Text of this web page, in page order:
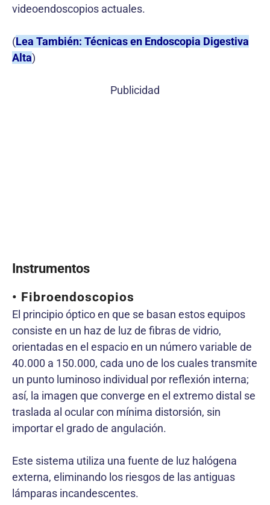
videoendoscopios actuales.
(Lea También: Técnicas en Endoscopia Digestiva
Alta)
Publicidad
Instrumentos
• Fibroendoscopios
El principio óptico en que se basan estos equipos
consiste en un haz de luz de fibras de vidrio,
orientadas en el espacio en un número variable de
40.000 a 150.000, cada uno de los cuales transmite
un punto luminoso individual por reflexión interna;
así, la imagen que converge en el extremo distal se
traslada al ocular con mínima distorsión, sin
importar el grado de angulación.
Este sistema utiliza una fuente de luz halógena
externa, eliminando los riesgos de las antiguas
lámparas incandescentes.